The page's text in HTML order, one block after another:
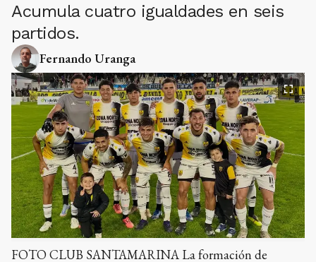
Acumula cuatro igualdades en seis
partidos.
Fernando Uranga
FOTO CLUB SANTAMARINA La formación de